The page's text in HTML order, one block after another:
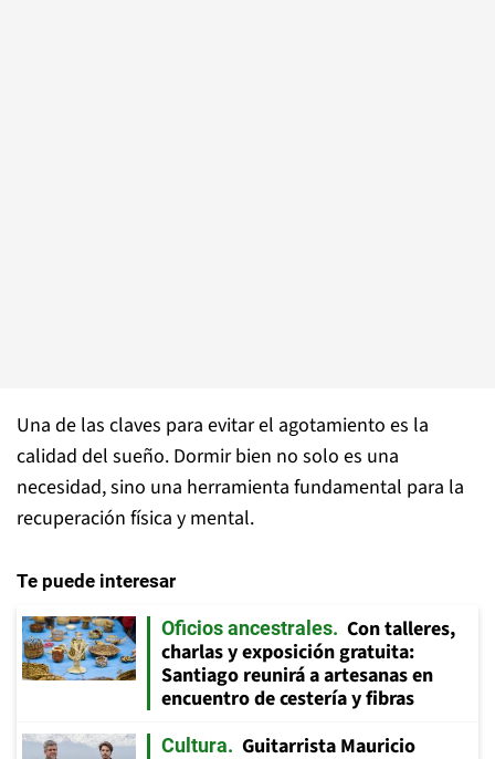
Una de las claves para evitar el agotamiento es la
calidad del sueño. Dormir bien no solo es una
necesidad, sino una herramienta fundamental para la
recuperación física y mental.
Te puede interesar
Oficios ancestrales
Con talleres,
charlas y exposición gratuita:
Santiago reunirá a artesanas en
encuentro de cestería y fibras
Cultura
Guitarrista Mauricio